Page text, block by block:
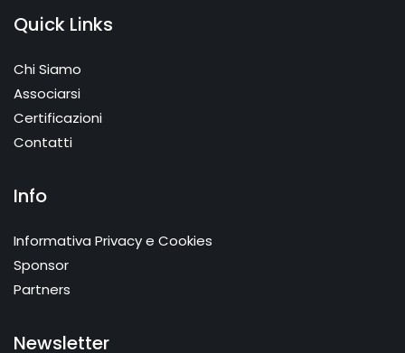
Quick Links
Chi Siamo
Associarsi
Certificazioni
Contatti
Info
Informativa Privacy e Cookies
Sponsor
Partners
Newsletter